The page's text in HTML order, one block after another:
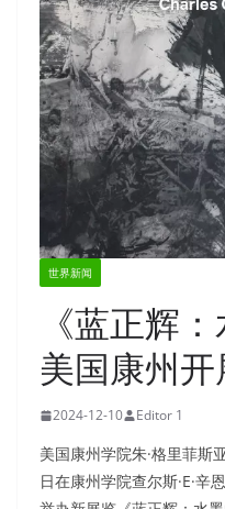
世界新闻
《蓝正辉
美国康州开
2024-12-10 Editor 1
美国康州学院朱·格里菲斯
日在康州学院查尔斯·E·辛